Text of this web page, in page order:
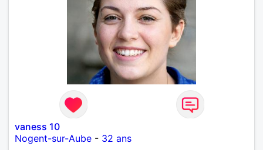
vaness 10
Nogent-sur-Aube - 32 ans